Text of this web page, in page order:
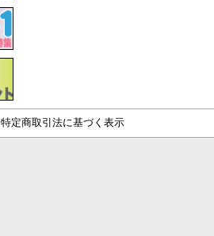
特定商取引法に基づく表示